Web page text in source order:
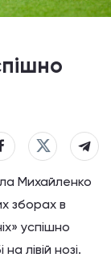
Михайленко
зборах в
успішно
лівій нозі.